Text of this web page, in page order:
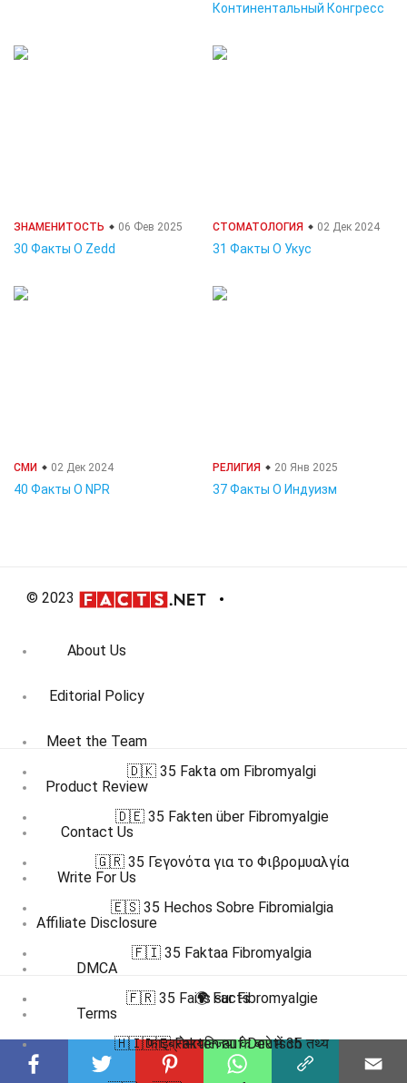
Континентальный Конгресс
ЗНАМЕНИТОСТЬ 06 Фев 2025
30 Факты О Zedd
СТОМАТОЛОГИЯ 02 Дек 2024
31 Факты О Укус
СМИ 02 Дек 2024
40 Факты О NPR
РЕЛИГИЯ 20 Янв 2025
37 Факты О Индуизм
© 2023
About Us
Editorial Policy
Meet the Team
Product Review
Contact Us
Write For Us
Affiliate Disclosure
DMCA
Terms
Privacy Policy
🇩🇰 35 Fakta om Fibromyalgi
🇩🇪 35 Fakten über Fibromyalgie
🇬🇷 35 Γεγονότα για το Φιβρομυαλγία
🇪🇸 35 Hechos Sobre Fibromialgia
🇫🇮 35 Faktaa Fibromyalgia
🇫🇷 35 Faits sur Fibromyalgie
🇭🇮 फाइब्रोमायल्जिया के बारे में 35 तथ्य
🌍 Facts
🇩🇪 Fakten auf Deutsch